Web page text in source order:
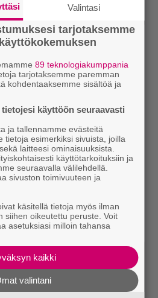
Valintasi
tarjotaksemme
89 teknologiakumppania
tarjotaksemme paremman
kohdentaaksemme sisältöä ja
käyttöön seuraavasti
ja tallennamme evästeitä
tietoja esimerkiksi sivuista, joilla
laitteesi ominaisuuksista.
käyttötarkoituksiin ja
seuraavalla välilehdellä.
sivuston toimivuuteen ja
käsitellä tietoja myös ilman
siihen oikeutettu peruste. Voit
asetuksiasi milloin tahansa
kaikki
valintani